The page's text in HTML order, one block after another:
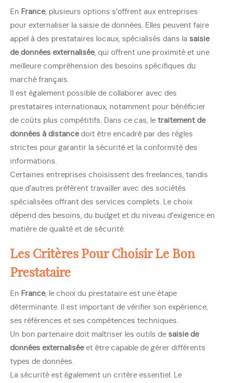
En France, plusieurs options s’offrent aux entreprises
pour externaliser la saisie de données. Elles peuvent faire
appel à des prestataires locaux, spécialisés dans la saisie
de données externalisée, qui offrent une proximité et une
meilleure compréhension des besoins spécifiques du
marché français.
Il est également possible de collaborer avec des
prestataires internationaux, notamment pour bénéficier
de coûts plus compétitifs. Dans ce cas, le traitement de
données à distancedoit être encadré par des règles
strictes pour garantir la sécurité et la conformité des
informations.
Certaines entreprises choisissent des freelances, tandis
que d’autres préfèrent travailler avec des sociétés
spécialisées offrant des services complets. Le choix
dépend des besoins, du budget et du niveau d’exigence en
matière de qualité et de sécurité.
Les Critères Pour Choisir Le Bon
Prestataire
En France, le choix du prestataire est une étape
déterminante. Il est important de vérifier son expérience,
ses références et ses compétences techniques.
Un bon partenaire doit maîtriser les outils de saisie de
données externaliséeet être capable de gérer différents
types de données.
La sécurité est également un critère essentiel. Le